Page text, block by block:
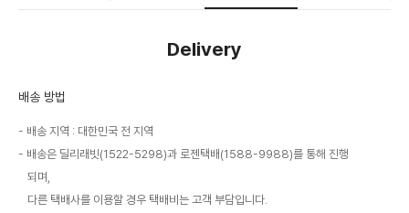
Delivery
배송 방법
배송 지역 : 대한민국 전 지역
배송은 딜리래빗(1522-5298)과 로젠택배(1588-9988)를 통해 진행
되며,
다른 택배사를 이용할 경우 택배비는 고객 부담입니다.